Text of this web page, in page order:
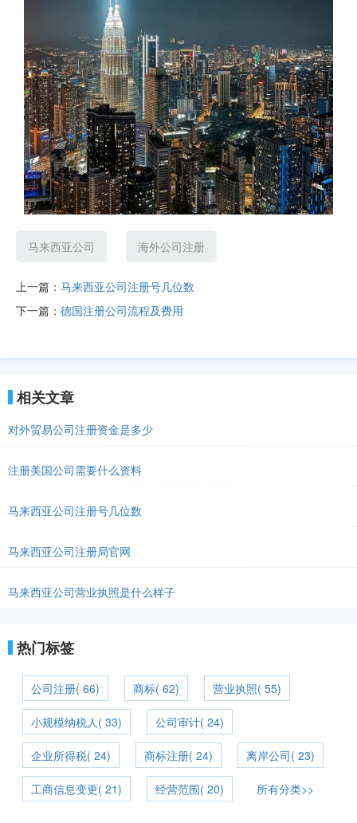
马来西亚公司 海外公司注册
上一篇： 马来西亚公司注册号几位数
下一篇： 德国注册公司流程及费用
相关文章
对外贸易公司注册资金是多少
注册美国公司需要什么资料
马来西亚公司注册号几位数
马来西亚公司注册局官网
马来西亚公司营业执照是什么样子
热门标签
公司注册( 66) 商标( 62) 营业执照( 55)
小规模纳税人( 33) 公司审计( 24)
企业所得税( 24) 商标注册( 24) 离岸公司( 23)
工商信息变更( 21) 经营范围( 20) 所有分类>>